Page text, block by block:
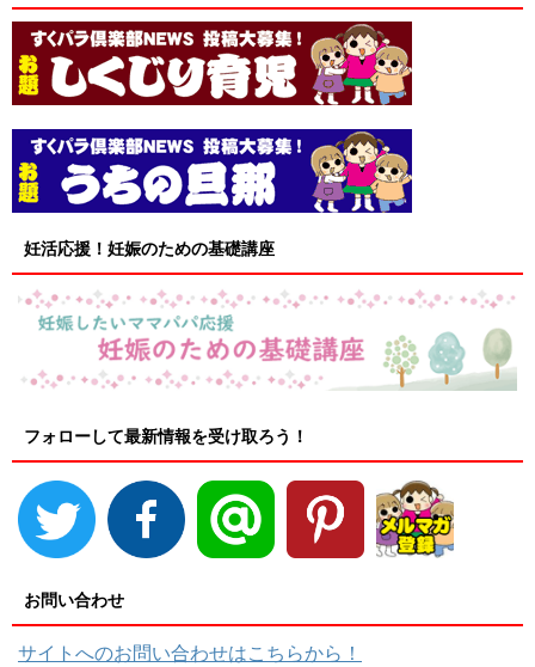
妊活応援！妊娠のための基礎講座
フォローして最新情報を受け取ろう！
お問い合わせ
サイトへのお問い合わせはこちらから！